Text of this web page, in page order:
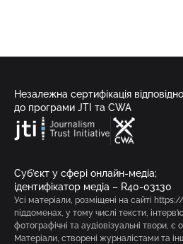
Незалежна сертифікація відповідно
до програми JTI та CWA
Суб’єкт у сфері онлайн-медіа;
ідентифікатор медіа – R40-03130
Усі матеріали, розміщені на сайті
піддоменах, у тому числі тексти,
фотографічні та аудіовізуальні твори, є
Матеріали, створені журналістами та